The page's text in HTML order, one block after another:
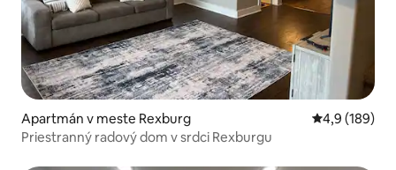
Apartmán v meste Rexburg Priemerné
4,9 (189)
Priestranný radový dom v srdci Rexburgu